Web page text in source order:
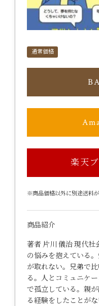
通常価格
楽天
※商品価格以外に別途送料が
商品紹介
著者 片川 儀治 現代
の悩みを抱えている
が取れない。兄弟で
る。人とコミュニケ
で孤立している。親
る経験をしたことが